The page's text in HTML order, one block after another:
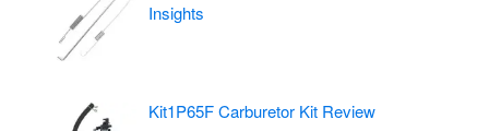
Insights
Kit1P65F Carburetor Kit Review